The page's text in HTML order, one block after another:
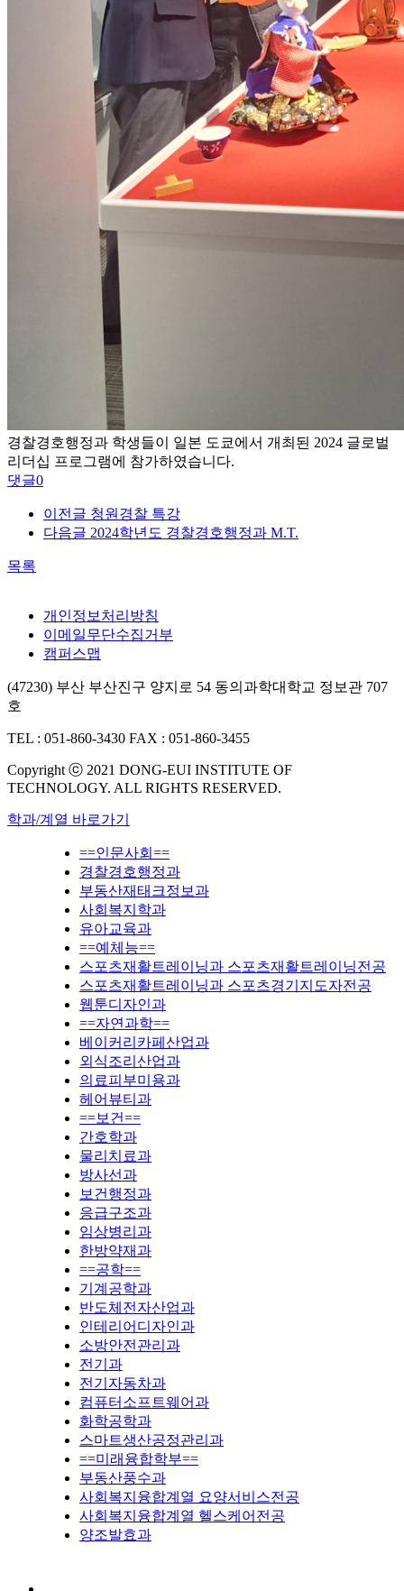
경찰경호행정과 학생들이 일본 도쿄에서 개최된 2024 글로벌
리더십 프로그램에 참가하였습니다.
댓글0
이전글 청원경찰 특강
다음글 2024학년도 경찰경호행정과 M.T.
목록
개인정보처리방침
이메일무단수집거부
캠퍼스맵
(47230) 부산 부산진구 양지로 54 동의과학대학교 정보관 707
호
TEL : 051-860-3430 FAX : 051-860-3455
Copyright ⓒ 2021 DONG-EUI INSTITUTE OF
TECHNOLOGY. ALL RIGHTS RESERVED.
학과/계열 바로가기
==인문사회==
경찰경호행정과
부동산재태크정보과
사회복지학과
유아교육과
==예체능==
스포츠재활트레이닝과 스포츠재활트레이닝전공
스포츠재활트레이닝과 스포츠경기지도자전공
웹툰디자인과
==자연과학==
베이커리카페산업과
외식조리산업과
의료피부미용과
헤어뷰티과
==보건==
간호학과
물리치료과
방사선과
보건행정과
응급구조과
임상병리과
한방약재과
==공학==
기계공학과
반도체전자산업과
인테리어디자인과
소방안전관리과
전기과
전기자동차과
컴퓨터소프트웨어과
화학공학과
스마트생산공정관리과
==미래융합학부==
부동산풍수과
사회복지융합계열 요양서비스전공
사회복지융합계열 헬스케어전공
양조발효과